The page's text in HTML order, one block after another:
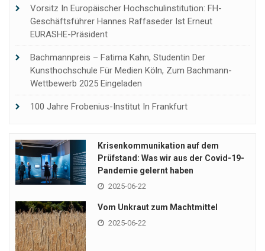
Vorsitz In Europäischer Hochschulinstitution: FH-
Geschäftsführer Hannes Raffaseder Ist Erneut
EURASHE-Präsident
Bachmannpreis – Fatima Kahn, Studentin Der
Kunsthochschule Für Medien Köln, Zum Bachmann-
Wettbewerb 2025 Eingeladen
100 Jahre Frobenius-Institut In Frankfurt
Krisenkommunikation auf dem
Prüfstand: Was wir aus der Covid-19-
Pandemie gelernt haben
2025-06-22
Vom Unkraut zum Machtmittel
2025-06-22